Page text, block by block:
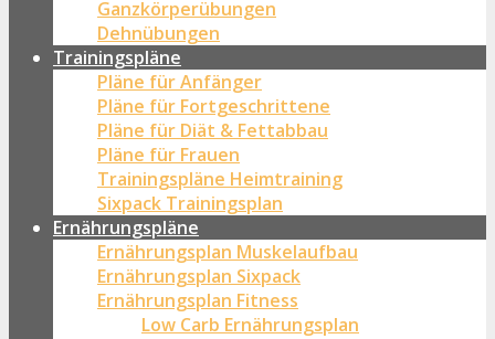
Ganzkörperübungen
Dehnübungen
Trainingspläne
Pläne für Anfänger
Pläne für Fortgeschrittene
Pläne für Diät & Fettabbau
Pläne für Frauen
Trainingspläne Heimtraining
Sixpack Trainingsplan
Ernährungspläne
Ernährungsplan Muskelaufbau
Ernährungsplan Sixpack
Ernährungsplan Fitness
Low Carb Ernährungsplan